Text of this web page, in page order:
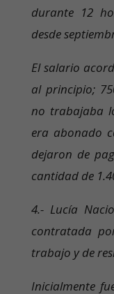
durante 12
desde
El salario
al principio;
no trabajaba
era abonado
dejaron de
cantidad de
4.- Lucía
contratada
trabajo y de
Inicialmente